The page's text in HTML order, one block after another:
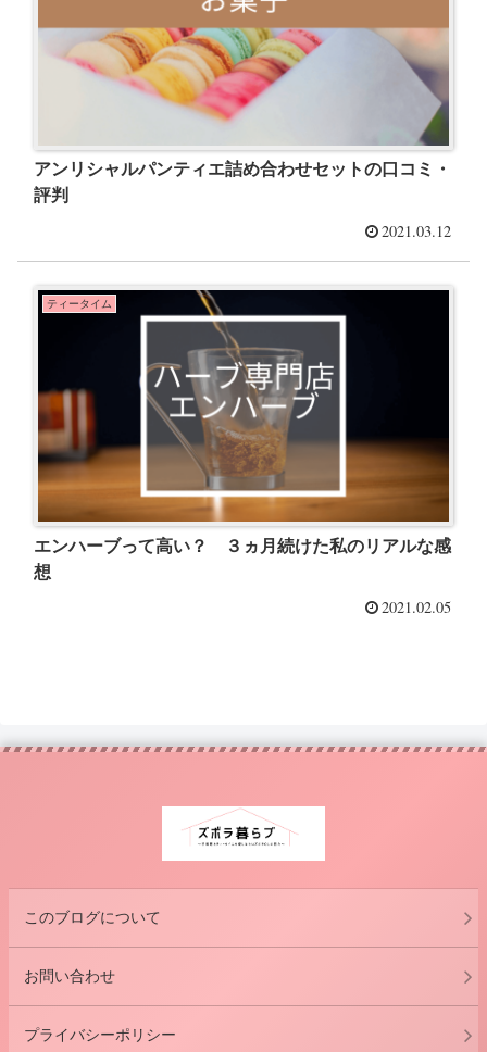
アンリシャルパンティエ詰め合わせセットの口コミ・
評判
2021.03.12
ティータイム
エンハーブって高い？ ３ヵ月続けた私のリアルな感
想
2021.02.05
このブログについて
お問い合わせ
プライバシーポリシー